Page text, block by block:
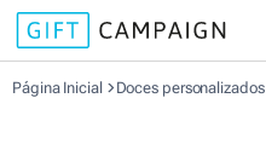
Página Inicial Doces personalizados